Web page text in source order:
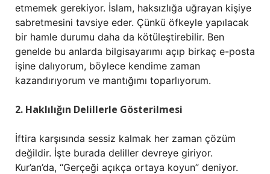
etmemek gerekiyor. İslam, haksızlığa uğrayan kişiye
sabretmesini tavsiye eder. Çünkü öfkeyle yapılacak
bir hamle durumu daha da kötüleştirebilir. Ben
genelde bu anlarda bilgisayarımı açıp birkaç e-posta
işine dalıyorum, böylece kendime zaman
kazandırıyorum ve mantığımı toparlıyorum.
2. Haklılığın Delillerle Gösterilmesi
İftira karşısında sessiz kalmak her zaman çözüm
değildir. İşte burada deliller devreye giriyor.
Kur’an’da, “Gerçeği açıkça ortaya koyun” deniyor.